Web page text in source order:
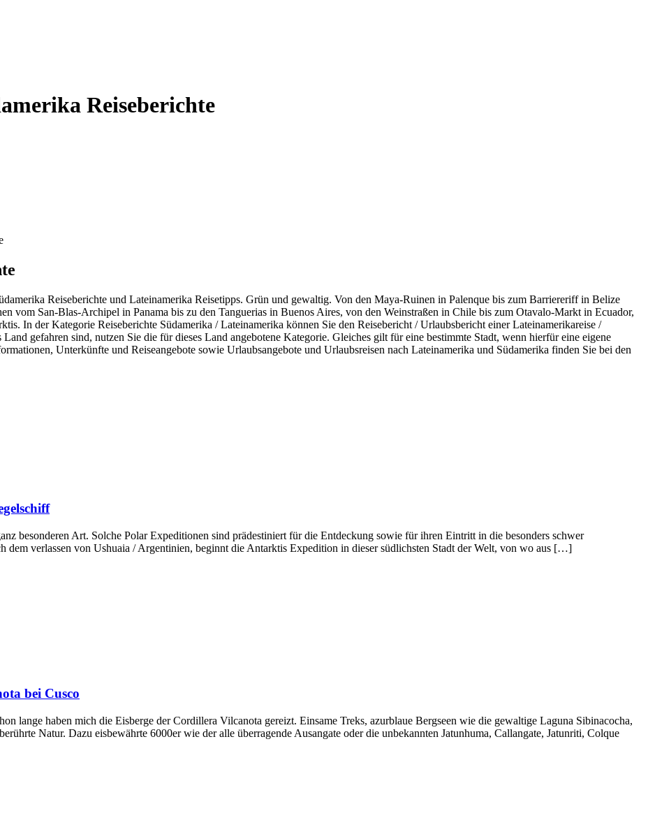
Reiseberichte
Reiseberichte und Lateinamerika Reisetipps. Grün und gewaltig. Von den Maya-Ruinen in Palenque bis zum Barriereriff in Belize
vom San-Blas-Archipel in Panama bis zu den Tanguerias in Buenos Aires, von den Weinstraßen in Chile bis zum Otavalo-Markt in Ecuador,
In der Kategorie Reiseberichte Südamerika / Lateinamerika können Sie den Reisebericht / Urlaubsbericht einer Lateinamerikareise /
gefahren sind, nutzen Sie die für dieses Land angebotene Kategorie. Gleiches gilt für eine bestimmte Stadt, wenn hierfür eine eigene
Unterkünfte und Reiseangebote sowie Urlaubsangebote und Urlaubsreisen nach Lateinamerika und Südamerika finden Sie bei den
besonderen Art. Solche Polar Expeditionen sind prädestiniert für die Entdeckung sowie für ihren Eintritt in die besonders schwer
dem verlassen von Ushuaia / Argentinien, beginnt die Antarktis Expedition in dieser südlichsten Stadt der Welt, von wo aus […]
bei Cusco
lange haben mich die Eisberge der Cordillera Vilcanota gereizt. Einsame Treks, azurblaue Bergseen wie die gewaltige Laguna Sibinacocha,
Natur. Dazu eisbewährte 6000er wie der alle überragende Ausangate oder die unbekannten Jatunhuma, Callangate, Jatunriti, Colque